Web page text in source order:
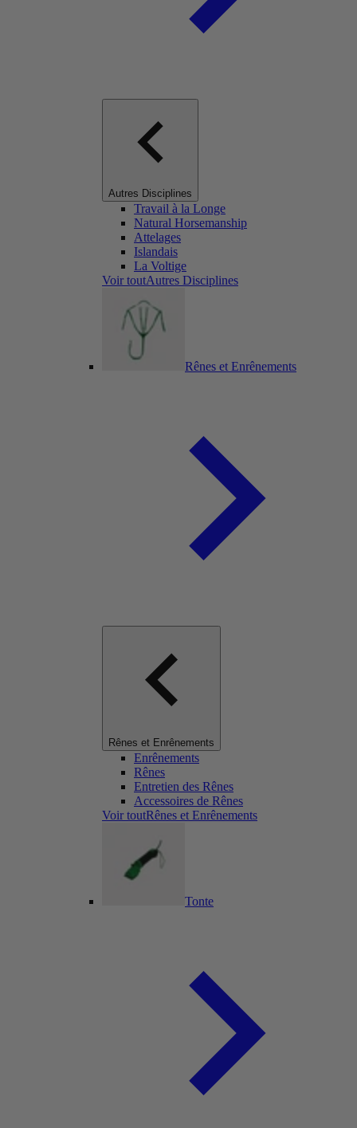
Autres Disciplines
Travail à la Longe
Natural Horsemanship
Attelages
Islandais
La Voltige
Voir toutAutres Disciplines
Rênes et Enrênements
Rênes et Enrênements
Enrênements
Rênes
Entretien des Rênes
Accessoires de Rênes
Voir toutRênes et Enrênements
Tonte